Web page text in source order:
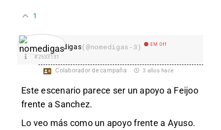
1
nomedigas(@nomedigas-3) EM Off
#2533131
Colaborador de campaña 3 años hace
Este escenario parece ser un apoyo a Feijoo
frente a Sanchez.
Lo veo más como un apoyo frente a Ayuso.